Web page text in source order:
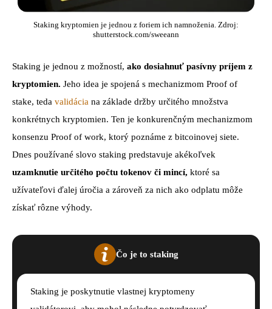
Staking kryptomien je jednou z foriem ich namnoženia. Zdroj:
shutterstock.com/sweeann
Staking je jednou z možností, ako dosiahnuť pasívny príjem z
kryptomien. Jeho idea je spojená s mechanizmom Proof of
stake, teda validácia na základe držby určitého množstva
konkrétnych kryptomien. Ten je konkurenčným mechanizmom
konsenzu Proof of work, ktorý poznáme z bitcoinovej siete.
Dnes používané slovo staking predstavuje akékoľvek
uzamknutie určitého počtu tokenov či mincí, ktoré sa
užívateľovi ďalej úročia a zároveň za nich ako odplatu môže
získať rôzne výhody.
Čo je to staking
Staking je poskytnutie vlastnej kryptomeny